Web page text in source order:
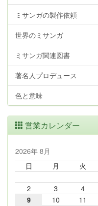
ミサンガの製作依頼
世界のミサンガ
ミサンガ関連図書
著名人プロデュース
色と意味
営業カレンダー
2026年 8月
日
月 火
2
3 4
9
10 11